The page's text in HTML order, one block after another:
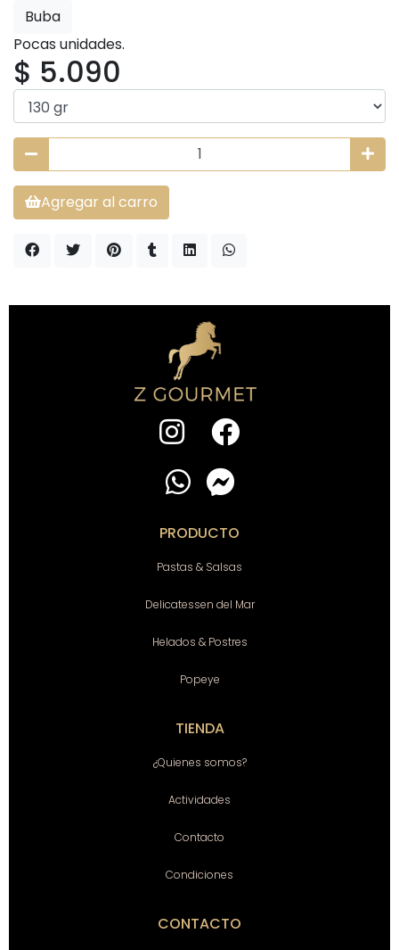
Buba
Pocas unidades.
$ 5.090
Agregar al carro
PRODUCTO
Pastas & Salsas
Delicatessen del Mar
Helados & Postres
Popeye
TIENDA
¿Quienes somos?
Actividades
Contacto
Condiciones
CONTACTO